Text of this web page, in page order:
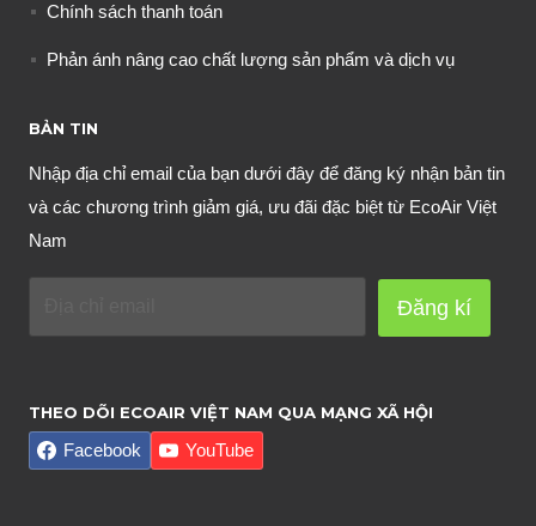
Chính sách thanh toán
Phản ánh nâng cao chất lượng sản phẩm và dịch vụ
BẢN TIN
Nhập địa chỉ email của bạn dưới đây để đăng ký nhận bản tin
và các chương trình giảm giá, ưu đãi đặc biệt từ EcoAir Việt
Nam
Đăng kí
THEO DÕI ECOAIR VIỆT NAM QUA MẠNG XÃ HỘI
Facebook YouTube